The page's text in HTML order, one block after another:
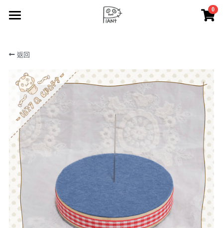
0
🧺 lAZy Q n BaBall
⁺. 𖧷 🍄‍🟫 mimigu 🍄‍🟫 𖧷 ⁺.
☁️ lAZy Q ooo
✏️ doodle
🎨 painting
✂️ lAZy Q CrAft
🛒 lAZy Q PlANt shop
🔆 notice
返回
×
商品分類
所有商品分類